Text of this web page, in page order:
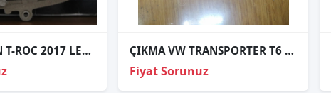
VOLKSWAGEN T-ROC 2017 LED MODÜLÜ B104161A ÇIKMA VW TRANSPORTER T6 SAĞ ARKA STOP DUYU 7H5945258A
Fiyat Sorunuz